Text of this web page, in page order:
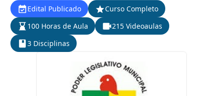
Edital Publicado
Curso Completo
100 Horas de Aula
215 Videoaulas
3 Disciplinas